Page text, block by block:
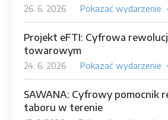
26. 6. 2026 Pokazać wydarzenie
Projekt eFTI: Cyfrowa
towarowym
24. 6. 2026 Pokazać wydarzenie
SAWANA: Cyfrowy pomocnik
taboru w terenie